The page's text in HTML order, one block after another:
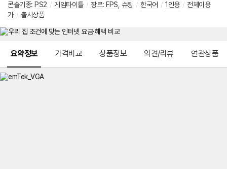
콘솔기종: PS2 / 게임타이틀 / 장르: FPS 슈팅 / 한국어 / 1인용 / 전체이용
가 / 출시상품
요약정보 가격비교 상품정보 의견/리뷰 연관상품